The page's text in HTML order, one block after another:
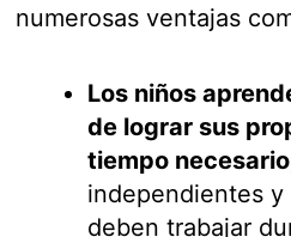
numerosas ventajas
Los niños
de lograr sus
tiempo
independientes
deben trabajar